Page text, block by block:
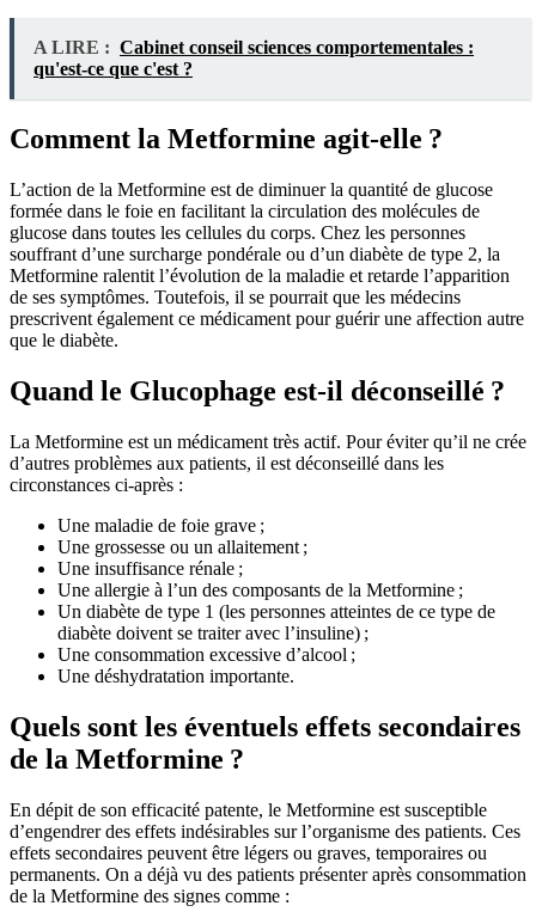
A LIRE : Cabinet conseil sciences comportementales :
qu'est-ce que c'est ?
Comment la Metformine agit-elle ?
L’action de la Metformine est de diminuer la quantité de glucose
formée dans le foie en facilitant la circulation des molécules de
glucose dans toutes les cellules du corps. Chez les personnes
souffrant d’une surcharge pondérale ou d’un diabète de type 2, la
Metformine ralentit l’évolution de la maladie et retarde l’apparition
de ses symptômes. Toutefois, il se pourrait que les médecins
prescrivent également ce médicament pour guérir une affection autre
que le diabète.
Quand le Glucophage est-il déconseillé ?
La Metformine est un médicament très actif. Pour éviter qu’il ne crée
d’autres problèmes aux patients, il est déconseillé dans les
circonstances ci-après :
Une maladie de foie grave ;
Une grossesse ou un allaitement ;
Une insuffisance rénale ;
Une allergie à l’un des composants de la Metformine ;
Un diabète de type 1 (les personnes atteintes de ce type de
diabète doivent se traiter avec l’insuline) ;
Une consommation excessive d’alcool ;
Une déshydratation importante.
Quels sont les éventuels effets secondaires
de la Metformine ?
En dépit de son efficacité patente, le Metformine est susceptible
d’engendrer des effets indésirables sur l’organisme des patients. Ces
effets secondaires peuvent être légers ou graves, temporaires ou
permanents. On a déjà vu des patients présenter après consommation
de la Metformine des signes comme :